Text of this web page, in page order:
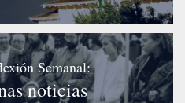
Semanal:
noticias